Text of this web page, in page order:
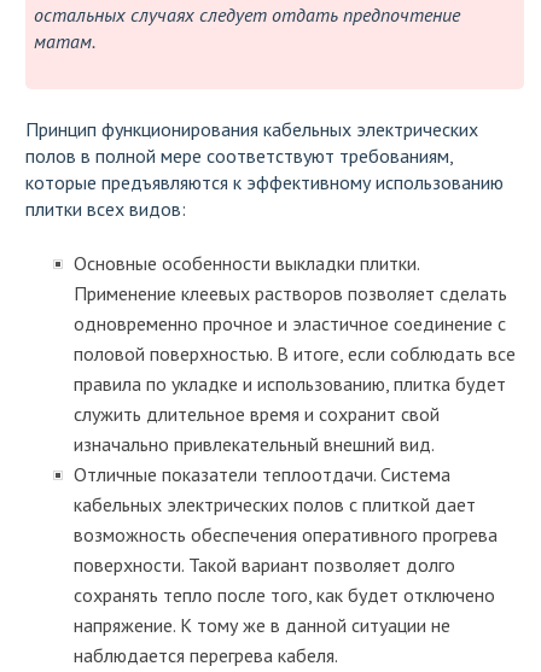
остальных случаях следует отдать предпочтение
матам.
Принцип функционирования кабельных электрических
полов в полной мере соответствуют требованиям,
которые предъявляются к эффективному использованию
плитки всех видов:
Основные особенности выкладки плитки.
Применение клеевых растворов позволяет сделать
одновременно прочное и эластичное соединение с
половой поверхностью. В итоге, если соблюдать все
правила по укладке и использованию, плитка будет
служить длительное время и сохранит свой
изначально привлекательный внешний вид.
Отличные показатели теплоотдачи. Система
кабельных электрических полов с плиткой дает
возможность обеспечения оперативного прогрева
поверхности. Такой вариант позволяет долго
сохранять тепло после того, как будет отключено
напряжение. К тому же в данной ситуации не
наблюдается перегрева кабеля.